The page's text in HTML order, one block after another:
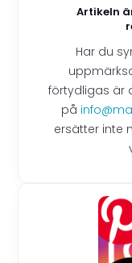
Artikeln
Har du
förtydligas är
på
ersätter inte